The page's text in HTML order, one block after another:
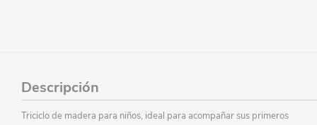
Descripción
Triciclo de madera para niños, ideal para acompañar sus primeros